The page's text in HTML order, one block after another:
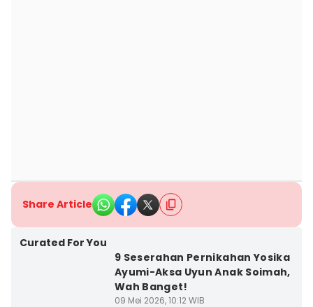
Share Article
Curated For You
9 Seserahan Pernikahan Yosika
Ayumi-Aksa Uyun Anak Soimah,
Wah Banget!
09 Mei 2026, 10:12 WIB